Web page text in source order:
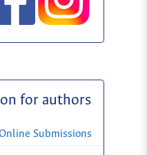
for authors
Submissions